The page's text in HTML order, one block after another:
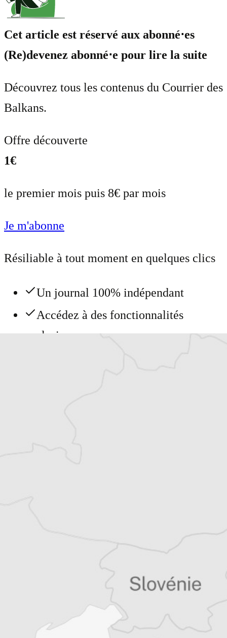
Cet article est réservé aux abonné⋅es
(Re)devenez abonné⋅e pour lire la suite
Découvrez tous les contenus du Courrier des
Balkans.
Offre découverte
1€
le premier mois puis 8€ par mois
Je m'abonne
Résiliable à tout moment en quelques clics
Un journal 100% indépendant
Accédez à des fonctionnalités
exclusives